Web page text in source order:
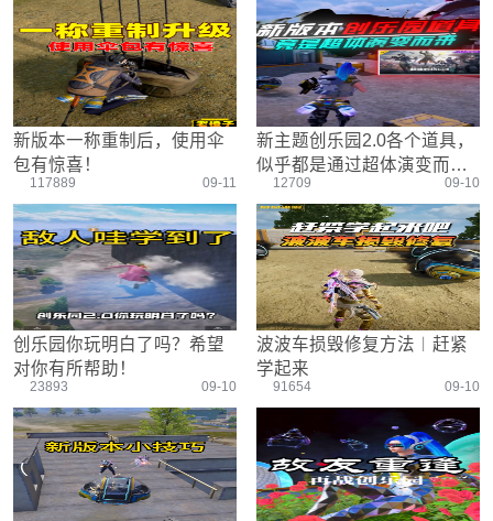
不求人
柔柔
难言
冬季
奇怪君
艺帝帝
晚玉
娱乐精英
情感电台
真人搞笑
带妹大作战
我的憨队友
身法教学
武器装备
资源分布
操作意识
刚枪技巧
野点发育
载具解析
游戏设置
压枪教学
落地选择
官方视频
燃烧吧大局观
盒子有话说
快来扶我
作死鸽
精英测评师
精英操作篇
主播搞笑篇
欢乐时刻
盒平老中医
防弹铁头团
PEC
PEL
TGA
PEGI
其他赛事
战队选手
赛事回放
精彩集锦
新版本一称重制后，使用伞
包有惊喜！
117889 09-11
新主题创乐园2.0各个道具，
似乎都是通过超体演变而
来！
12709 09-10
创乐园你玩明白了吗？希望
对你有所帮助！
23893 09-10
波波车损毁修复方法︱赶紧
学起来
91654 09-10